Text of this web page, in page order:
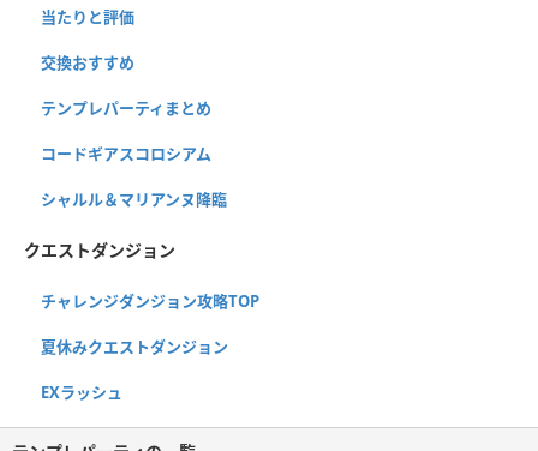
当たりと評価
交換おすすめ
テンプレパーティまとめ
コードギアスコロシアム
シャルル＆マリアンヌ降臨
クエストダンジョン
チャレンジダンジョン攻略TOP
夏休みクエストダンジョン
EXラッシュ